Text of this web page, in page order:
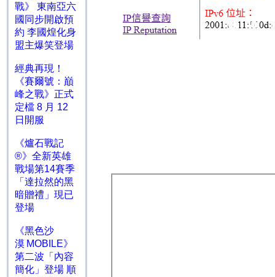
戰》 東南亞六
國同步開啟預
約 李國煌化身
盟主爆笑登場
經典再現！
《賽爾號：巔
峰之戰》正式
定檔 8 月 12
日開服
《爐石戰記
®》全新英雄
戰場第14賽季
「達拉然的黑
暗贈禮」現已
登場
《黑色沙
漠 MOBILE》
第二波「內容
簡化」登場 順